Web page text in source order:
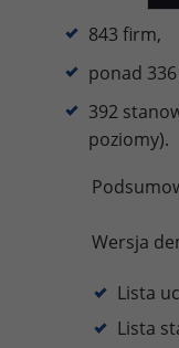
843 firm,
ponad
392
poziomy).
Wersja
Lista
Lista